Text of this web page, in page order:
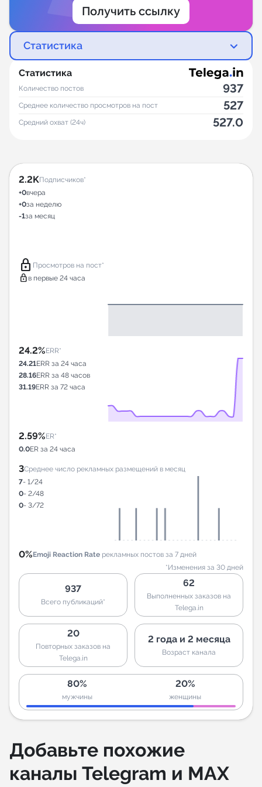
Получить ссылку
Статистика
Статистика
Количество постов 937
Среднее количество просмотров на пост 527
Средний охват (24ч) 527.0
2.2KПодписчиков*
+0вчера
+0за неделю
-1за месяц
lock Просмотров на пост*
lock в первые 24 часа
24.2%ERR*
24.21ERR за 24 часа
28.16ERR за 48 часов
31.19ERR за 72 часа
2.59%ER*
0.0ER за 24 часа
3Среднее число рекламных размещений в месяц
7- 1/24
0- 2/48
0- 3/72
0%Emoji Reaction Rate рекламных постов за 7 дней
*Изменения за 30 дней
937
Всего публикаций*
62
Выполненных заказов на
Telega.in
20
Повторных заказов на
Telega.in
2 года и 2 месяца
Возраст канала
80%
мужчины
20%
женщины
Добавьте похожие
каналы Telegram и MAX